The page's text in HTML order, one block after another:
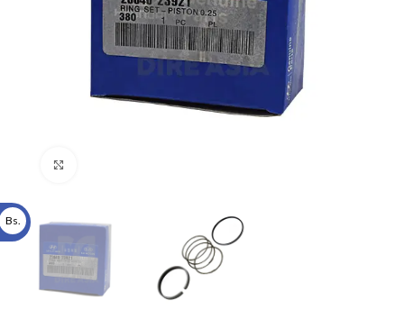
Bs.